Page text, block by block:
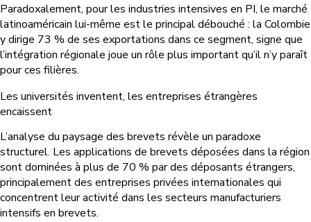
Paradoxalement, pour les industries intensives en PI, le marché
latinoaméricain lui-même est le principal débouché : la Colombie
y dirige 73 % de ses exportations dans ce segment, signe que
l’intégration régionale joue un rôle plus important qu’il n’y paraît
pour ces filières.
Les universités inventent, les entreprises étrangères
encaissent
L’analyse du paysage des brevets révèle un paradoxe
structurel. Les applications de brevets déposées dans la région
sont dominées à plus de 70 % par des déposants étrangers,
principalement des entreprises privées internationales qui
concentrent leur activité dans les secteurs manufacturiers
intensifs en brevets.